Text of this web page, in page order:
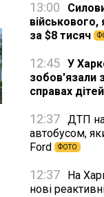
13:00
за $8 тисяч
12:45 У
зобов'язали
справах дітей
12:37 ДТП на
автобусом,
Ford
ФОТО
12:37
На
нові